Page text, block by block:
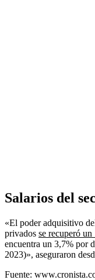
Salarios del
«El poder adquisitivo
privados se recuperó un
encuentra un 3,7% por
2023)», aseguraron
Fuente: